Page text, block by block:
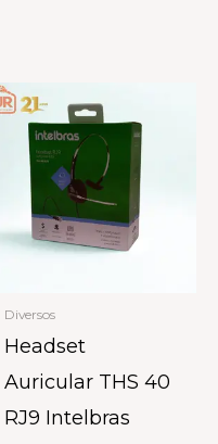
Diversos
Headset
Auricular THS 40
RJ9 Intelbras